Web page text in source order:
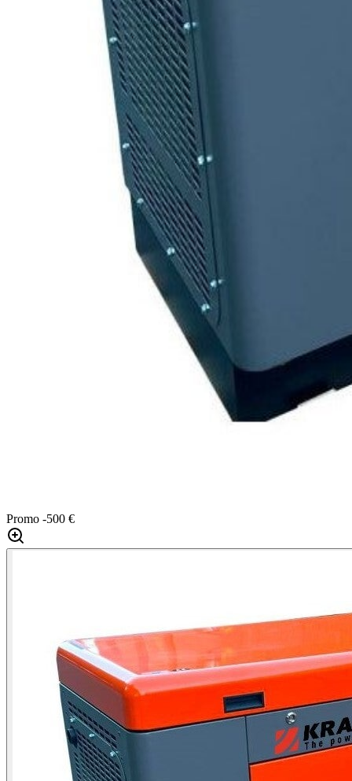
Promo -500 €